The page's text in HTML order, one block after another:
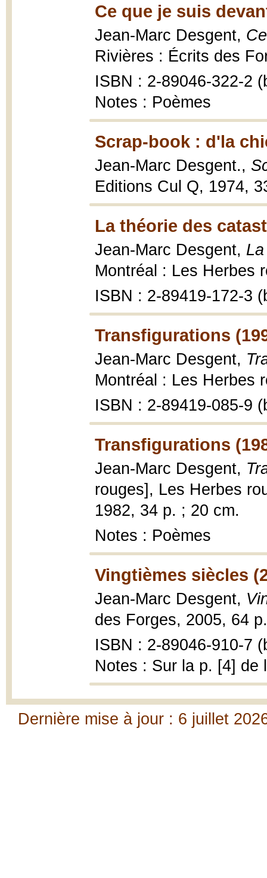
Ce que je suis
Jean-Marc Desgent,
Rivières : Écrits des
ISBN : 2-89046-322-2
Notes : Poèmes
Scrap-book : d'la
Jean-Marc Desgent.,
Editions Cul Q, 1974,
La théorie des
Jean-Marc Desgent,
Montréal : Les Herbes
ISBN : 2-89419-172-3
Transfigurations
Jean-Marc Desgent,
Montréal : Les Herbes
ISBN : 2-89419-085-9
Transfigurations
Jean-Marc Desgent,
rouges], Les Herbes
1982, 34 p. ; 20 cm.
Notes : Poèmes
Vingtièmes siècles
Jean-Marc Desgent,
des Forges, 2005, 64
ISBN : 2-89046-910-7
Notes : Sur la p. [4] de
Dernière mise à jour : 6 juillet